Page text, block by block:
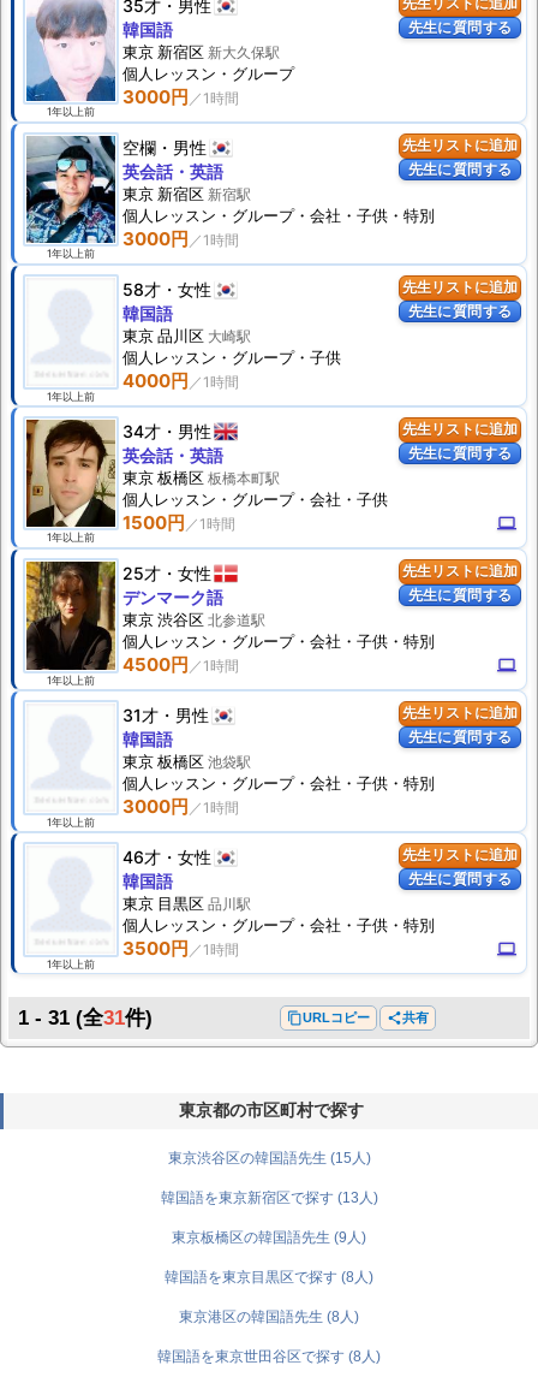
先生リストに追加
先生に質問する
1年以上前
35才 男性
3000円
韓国語
東京 新宿区 新大久保駅
個人 レッスン ・グループ
先生リストに追加
先生に質問する
1年以上前
空欄 男性
3000円
英会話・英語
東京 新宿区 新宿駅
個人 レッスン ・グループ・会社・子供・特別
先生リストに追加
先生に質問する
1年以上前
58才 女性
4000円
韓国語
東京 品川区 大崎駅
個人 レッスン ・グループ・子供
先生リストに追加
先生に質問する
1年以上前
34才 男性
1500円 computer
英会話・英語
東京 板橋区 板橋本町駅
個人 レッスン ・グループ・会社・子供
先生リストに追加
先生に質問する
1年以上前
25才 女性
4500円 computer
デンマーク語
東京 渋谷区 北参道駅
個人 レッスン ・グループ・会社・子供・特別
先生リストに追加
先生に質問する
1年以上前
31才 男性
3000円
韓国語
東京 板橋区 池袋駅
個人 レッスン ・グループ・会社・子供・特別
先生リストに追加
先生に質問する
1年以上前
46才 女性
3500円 computer
韓国語
東京 目黒区 品川駅
個人 レッスン ・グループ・会社・子供・特別
1 - 31 (全31件) content_copyURLコピー share共有
東京都の市区町村で探す
東京渋谷区の韓国語先生 (15人)
韓国語を東京新宿区で探す (13人)
東京板橋区の韓国語先生 (9人)
韓国語を東京目黒区で探す (8人)
東京港区の韓国語先生 (8人)
韓国語を東京世田谷区で探す (8人)